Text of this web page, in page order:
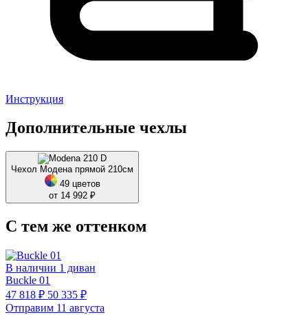
Инструкция
Дополнительные чехлы
Чехол Модена прямой 210см
49 цветов
от 14 992 ₽
С тем же оттенком
В наличии 1 диван
Buckle 01
47 818 ₽ 50 335 ₽
Отправим 11 августа